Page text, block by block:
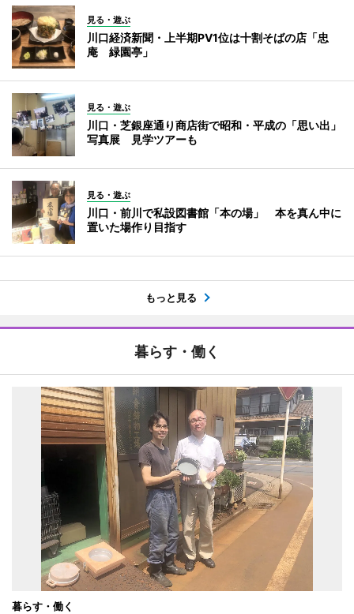
見る・遊ぶ
川口経済新聞・上半期PV1位は十割そばの店「忠
庵 緑園亭」
見る・遊ぶ
川口・芝銀座通り商店街で昭和・平成の「思い出」
写真展 見学ツアーも
見る・遊ぶ
川口・前川で私設図書館「本の場」 本を真ん中に
置いた場作り目指す
もっと見る
暮らす・働く
暮らす・働く